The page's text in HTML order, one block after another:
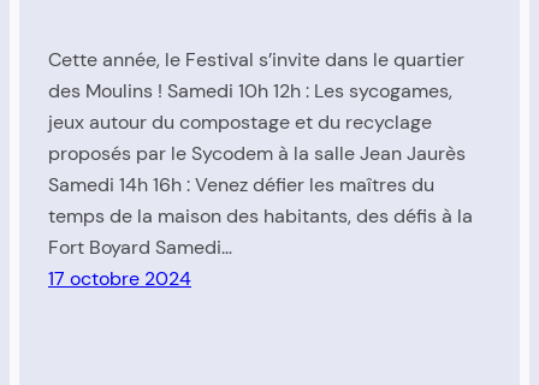
Cette année, le Festival s’invite dans le quartier
des Moulins ! Samedi 10h 12h : Les sycogames,
jeux autour du compostage et du recyclage
proposés par le Sycodem à la salle Jean Jaurès
Samedi 14h 16h : Venez défier les maîtres du
temps de la maison des habitants, des défis à la
Fort Boyard Samedi…
17 octobre 2024